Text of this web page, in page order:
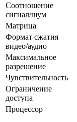
Соотношение
сигнал/шум
Матрица
Формат сжатия
видео/аудио
Максимальное
разрешение
Чувствительность
Ограничение
доступа
Процессор